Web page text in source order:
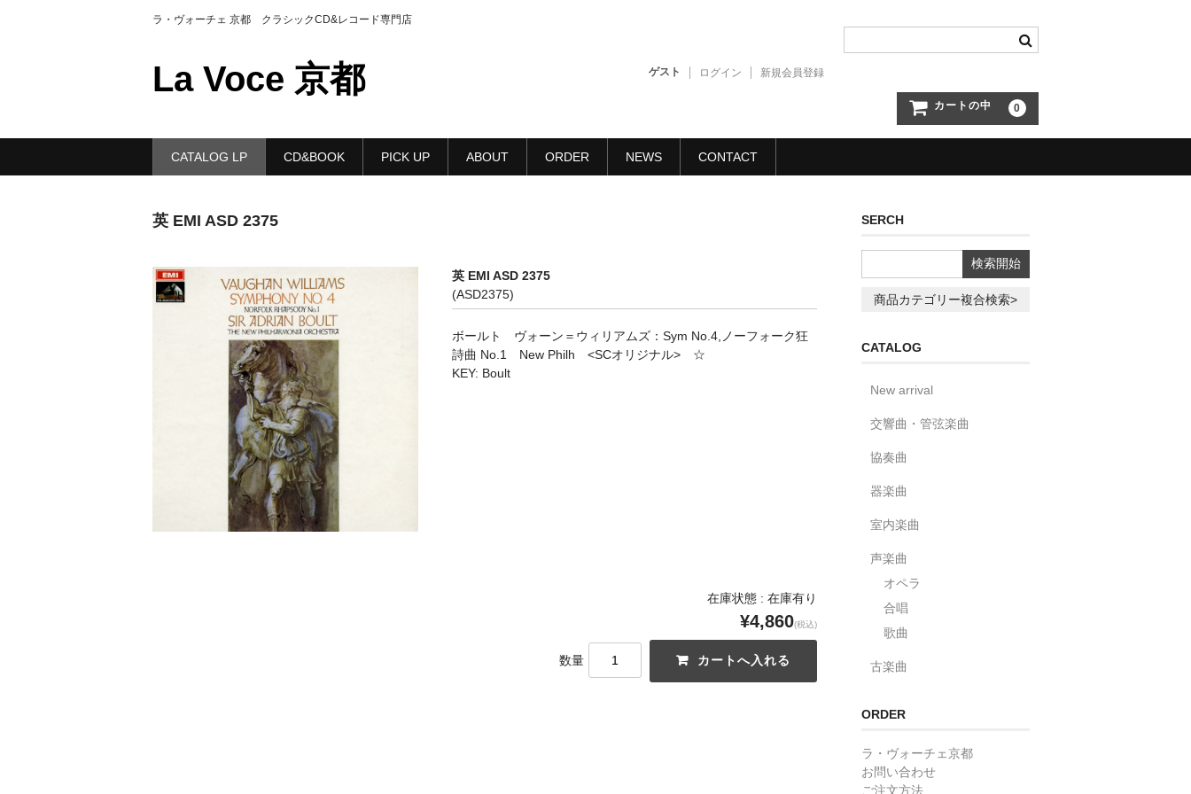
ラ・ヴォーチェ 京都 クラシックCD&レコード専門店
La Voce 京都 ゲスト ログイン 新規会員登録
カートの中 0
CATALOG LP CD&BOOK PICK UP ABOUT ORDER NEWS CONTACT
英 EMI ASD 2375
英 EMI ASD 2375
(ASD2375)
ボールト ヴォーン＝ウィリアムズ：Sym No.4,ノーフォーク狂
詩曲 No.1 New Philh <SCオリジナル> ☆
KEY: Boult
在庫状態 : 在庫有り
¥4,860(税込)
数量
SERCH
商品カテゴリー複合検索>
CATALOG
New arrival
交響曲・管弦楽曲
協奏曲
器楽曲
室内楽曲
声楽曲
オペラ
合唱
歌曲
古楽曲
ORDER
ラ・ヴォーチェ京都
お問い合わせ
ご注文方法